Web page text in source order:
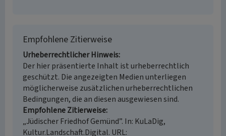
Empfohlene Zitierweise
Urheberrechtlicher Hinweis
Der hier präsentierte Inhalt ist urheberrechtlich
geschützt. Die angezeigten Medien unterliegen
möglicherweise zusätzlichen urheberrechtlichen
Bedingungen, die an diesen ausgewiesen sind.
Empfohlene Zitierweise
„Jüdischer Friedhof Gemünd”. In: KuLaDig,
Kultur.Landschaft.Digital. URL: